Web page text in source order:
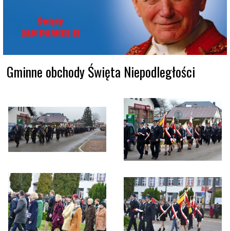
Gminne obchody Święta Niepodległości